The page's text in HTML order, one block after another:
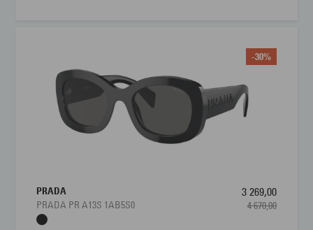
-30%
PRADA
PRADA PR A13S 1AB5S0
3 269,00
4 670,00